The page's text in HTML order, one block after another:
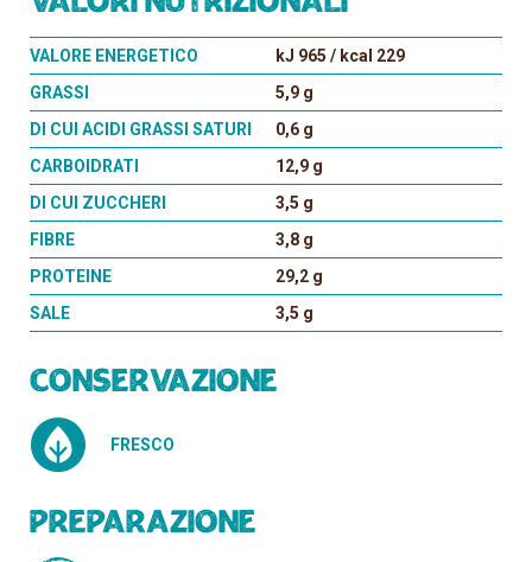
VALORE ENERGETICO
kJ 965 / kcal 229
GRASSI
5,9 g
DI CUI ACIDI GRASSI SATURI
0,6 g
CARBOIDRATI
12,9 g
DI CUI ZUCCHERI
3,5 g
FIBRE
3,8 g
PROTEINE
29,2 g
SALE
3,5 g
Conservazione
FRESCO
Preparazione